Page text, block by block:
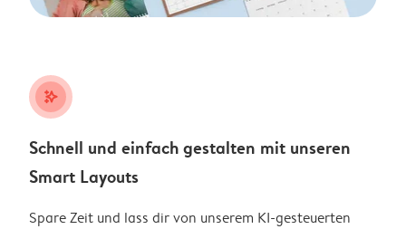
stars_plus
Schnell und einfach gestalten mit unseren
Smart Layouts
Spare Zeit und lass dir von unserem KI-gesteuerten